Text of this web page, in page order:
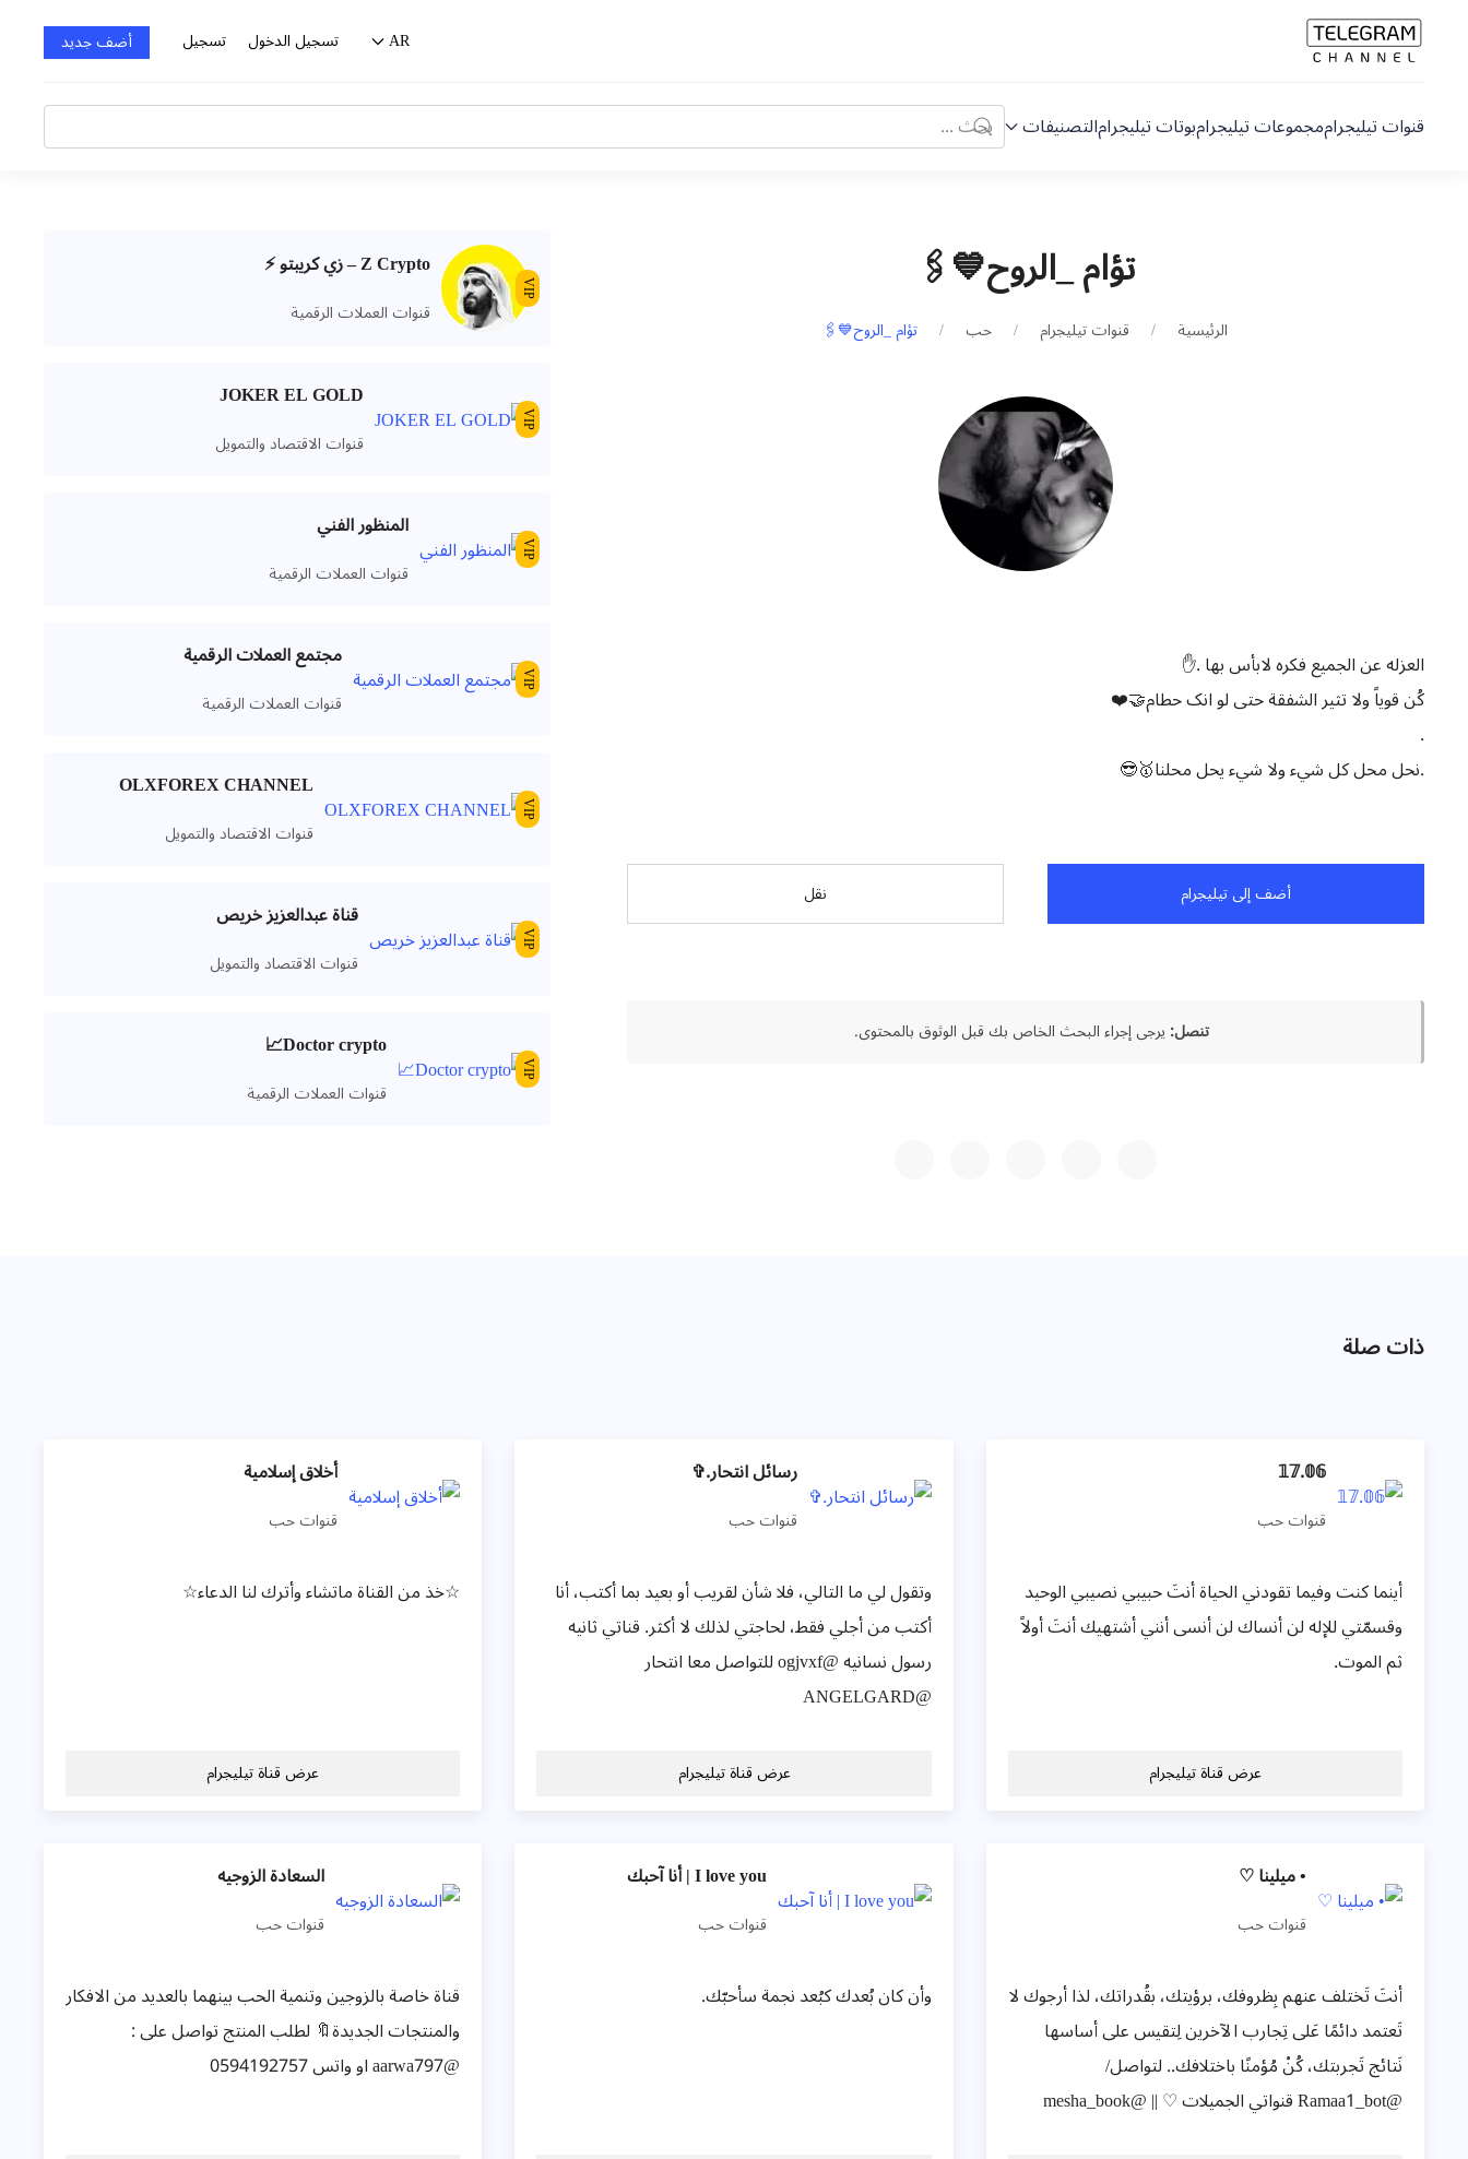
AR تسجيل الدخول تسجيل أضف جديد
قنوات تيليجراممجموعات تيليجرامبوتات تيليجرامالتصنيفات
تؤام _الروح💙🖇
الرئيسية قنوات تيليجرام حب تؤام _الروح💙🖇
العزله عن الجميع فكره لابأس بها .✋️
کُن قوياً ولا تثير الشفقة حتى لو انک حطام🤝❤️
.
.نحل محل كل شيء ولا شيء يحل محلنا🥇😎
أضف إلى تيليجرام نقل
تنصل:يرجى إجراء البحث الخاص بك قبل الوثوق بالمحتوى.
VIP
Z Crypto – زي كريبتو ⚡️
قنوات العملات الرقمية
VIP
JOKER EL GOLD
قنوات الاقتصاد والتمويل
VIP
المنظور الفني
قنوات العملات الرقمية
VIP
مجتمع العملات الرقمية
قنوات العملات الرقمية
VIP
OLXFOREX CHANNEL
قنوات الاقتصاد والتمويل
VIP
قناة عبدالعزيز خريص
قنوات الاقتصاد والتمويل
VIP
Doctor crypto📈
قنوات العملات الرقمية
ذات صلة
𝟙𝟟.𝟘𝟞
قنوات حب
أينما كنت وفيما تقودني الحياة أنتَ حبيبي نصيبي الوحيد
وقسمّتي للإله لن أنساك لن أنسى أنني أشتهيك أنتَ أولاً
ثم الموت.
عرض قناة تيليجرام
رسائل انتحار.✞
قنوات حب
وتقول لي ما التالي، فلا شأن لقريب أو بعيد بما أكتب، أنا
أكتب من أجلي فقط، لحاجتي لذلك لا أكثر. قناتي ثانيه
رسول نسانيه @ogjvxf للتواصل معا انتحار
@ANGELGARD
عرض قناة تيليجرام
أخلاق إسلامية
قنوات حب
☆خذ من القناة ماتشاء وأترك لنا الدعاء☆
عرض قناة تيليجرام
• ميلينا ♡
قنوات حب
أنتَ تَختلف عنهم بِظروفك، برؤيتك، بقُدراتك، لذا أرجوك لا
تَعتمد دائمًا عَلى تِجارب الآخرين لِتقيس على أساسها
نَتائج تَجربتك، كُنْ مُؤمنًا باختلافك.. لتواصل/
@Ramaa1_bot قنواتي الجميلات ♡ || @mesha_book
I love you | أنا آحبك
قنوات حب
وأن كان بُعدك كبُعد نجمة سأحبّك.
السعادة الزوجيه
قنوات حب
قناة خاصة بالزوجين وتنمية الحب بينهما بالعديد من الافكار
والمنتجات الجديدة🔖 لطلب المنتج تواصل على :
@aarwa797 او واتس 0594192757